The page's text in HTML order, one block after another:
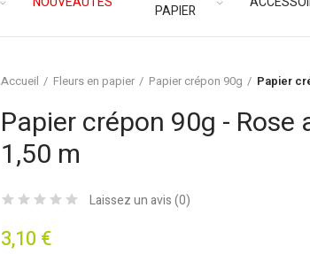
PAPIER
Accueil Fleurs en papier Papier crépon 90g Papier
Papier crépon 90g -
1,50 m
Laissez un avis (0)
3,10 €